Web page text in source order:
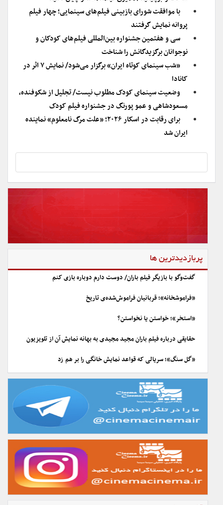
با موافقت شورای بازبینی فیلم‌های سینمایی؛ چهار فیلم
پروانه نمایش گرفتند
سی و هفتمین جشنواره بین‌المللی فیلم‌های کودکان و
نوجوانان برگزیدگانش را شناخت
«شب سینمای کوتاه ایران» برگزار می‌شود/ نمایش ۷ اثر در
کانادا
وضعیت سینمای کودک مطلوب نیست/ تجلیل از شکوفنده،
مسعودشاهی و عمو پورنگ در جشنواره فیلم کودک
برای رقابت در اسکار ۲۰۲۶؛ «علت مرگ نامعلوم» نماینده
ایران شد
پربازدیدترین ها
گفت‌وگو با بازیگر فیلم باران/ دوست دارم دوباره بازی کنم
«فراموشخانه»؛ قربانیان فراموش‌شده‌ی تاریخ
«استخر»؛ خواستن یا نخواستن؟
حقایقی درباره فیلم باران مجید مجیدی به بهانه نمایش آن از تلویزیون
«گل سنگ»؛ سریالی که قواعد نمایش خانگی را بر هم زد